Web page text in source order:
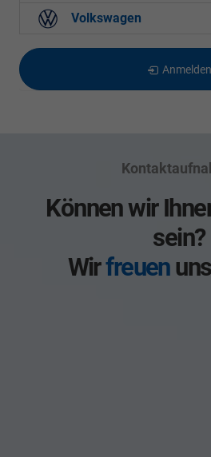
Volkswagen
Anmelden
Können wir
sein?
Wirfreuen